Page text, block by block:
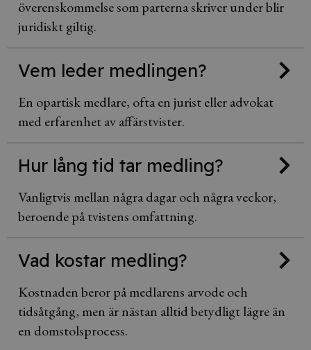
överenskommelse som parterna skriver under blir
juridiskt giltig.
Vem leder medlingen?
En opartisk medlare, ofta en jurist eller advokat
med erfarenhet av affärstvister.
Hur lång tid tar medling?
Vanligtvis mellan några dagar och några veckor,
beroende på tvistens omfattning.
Vad kostar medling?
Kostnaden beror på medlarens arvode och
tidsåtgång, men är nästan alltid betydligt lägre än
en domstolsprocess.